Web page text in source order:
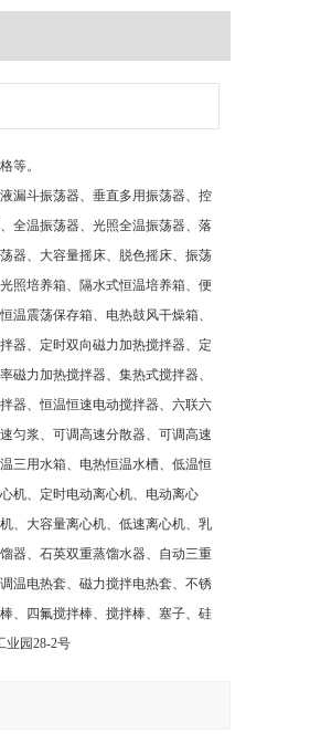
等。
漏斗振荡器、垂直多用振荡器、控
全温振荡器、光照全温振荡器、落
器、大容量摇床、脱色摇床、振荡
照培养箱、隔水式恒温培养箱、便
温震荡保存箱、电热鼓风干燥箱、
器、定时双向磁力加热搅拌器、定
磁力加热搅拌器、集热式搅拌器、
器、恒温恒速电动搅拌器、六联六
匀浆、可调高速分散器、可调高速
三用水箱、电热恒温水槽、低温恒
机、定时电动离心机、电动离心
、大容量离心机、低速离心机、乳
器、石英双重蒸馏水器、自动三重
温电热套、磁力搅拌电热套、不锈
、四氟搅拌棒、搅拌棒、塞子、硅
业园28-2号